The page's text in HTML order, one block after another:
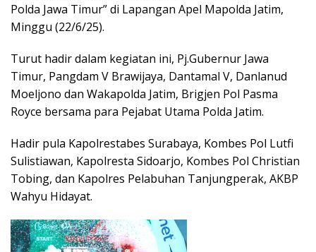
Polda Jawa Timur” di Lapangan Apel Mapolda Jatim,
Minggu (22/6/25).
Turut hadir dalam kegiatan ini, Pj.Gubernur Jawa
Timur, Pangdam V Brawijaya, Dantamal V, Danlanud
Moeljono dan Wakapolda Jatim, Brigjen Pol Pasma
Royce bersama para Pejabat Utama Polda Jatim.
Hadir pula Kapolrestabes Surabaya, Kombes Pol Lutfi
Sulistiawan, Kapolresta Sidoarjo, Kombes Pol Christian
Tobing, dan Kapolres Pelabuhan Tanjungperak, AKBP
Wahyu Hidayat.